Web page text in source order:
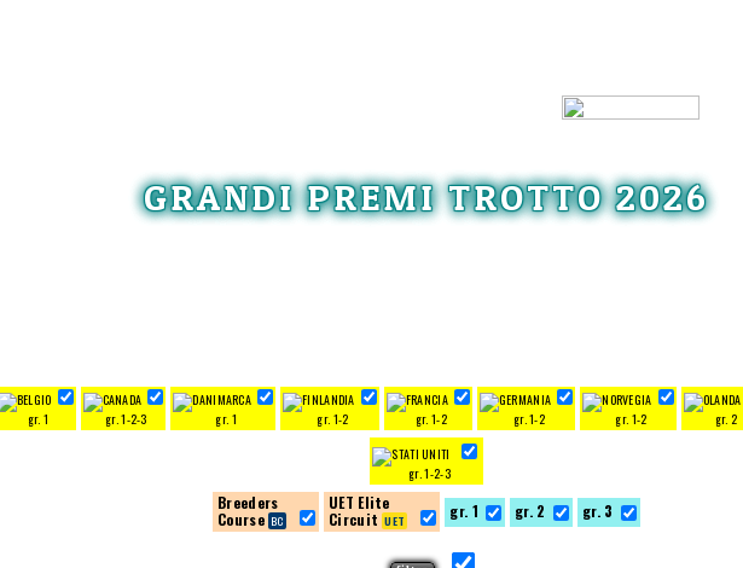
GRANDI PREMI TROTTO 2026
gr. 1 gr. 1-2-3 gr. 1 gr. 1-2 gr. 1-2 gr. 1-2 gr. 1-2 gr. 2
gr. 1-2-3
Breeders
Course
UET Elite
Circuit
gr. 1 gr. 2 gr. 3